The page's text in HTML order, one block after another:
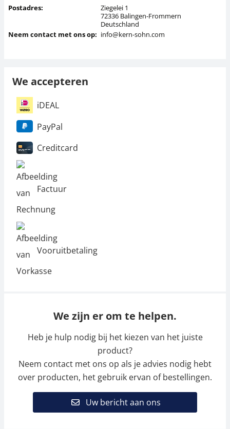
Postadres:
Ziegelei 1
72336 Balingen-Frommern
Deutschland
Neem contact met ons op: info@kern-sohn.com
We accepteren
iDEAL
PayPal
Creditcard
Factuur
Vooruitbetaling
We zijn er om te helpen.
Heb je hulp nodig bij het kiezen van het juiste
product?
Neem contact met ons op als je advies nodig hebt
over producten, het gebruik ervan of bestellingen.
Uw bericht aan ons